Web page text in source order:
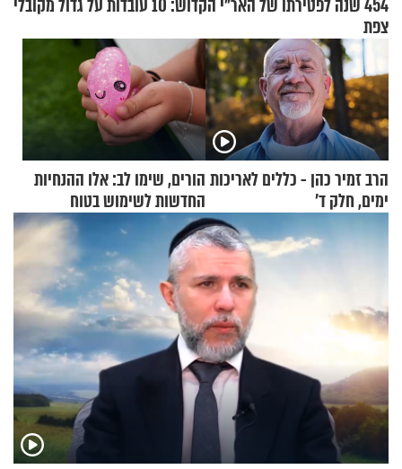
454 שנה לפטירתו של האר"י הקדוש: 10 עובדות על גדול מקובלי
צפת
הרב זמיר כהן - כללים לאריכות
ימים, חלק ד’
הורים, שימו לב: אלו ההנחיות
החדשות לשימוש בטוח
בסקווישי לאחר מקרי אשפוז